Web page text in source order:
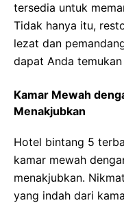
tersedia untuk
Tidak hanya itu,
lezat dan
dapat Anda
Kamar Mewah
Menakjubkan
Hotel bintang 5
kamar mewah
menakjubkan.
yang indah dari